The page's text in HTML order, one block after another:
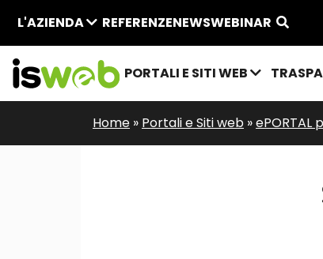
L'AZIENDA REFERENZENEWSWEBINAR
PORTALI E SITI WEB
Home » Portali e Siti web »ePORTAL